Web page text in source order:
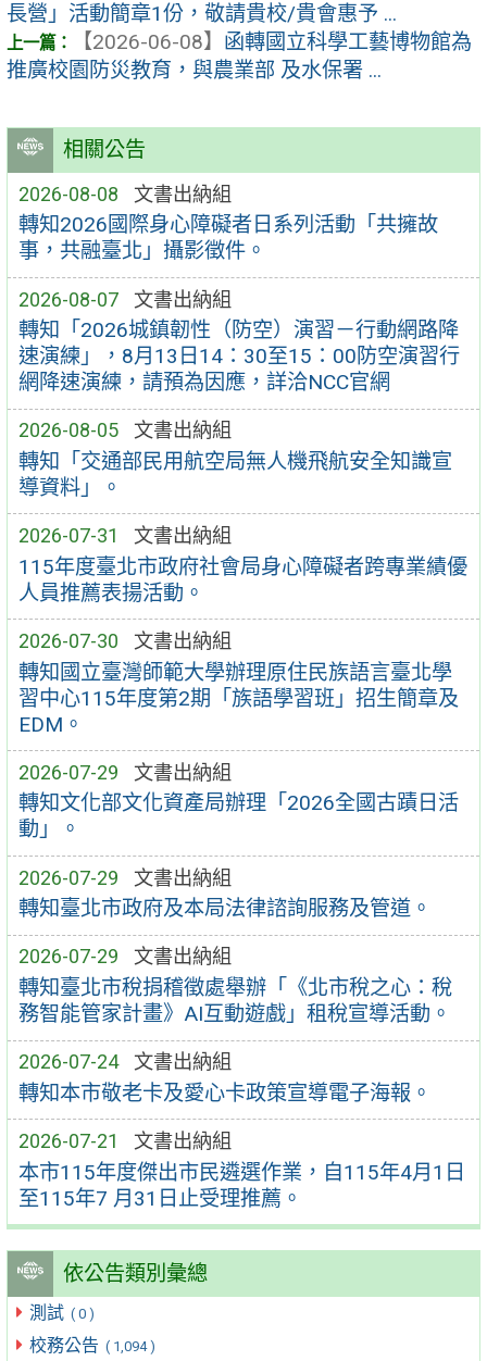
相關公告
2026-08-08 文書出納組
轉知2026國際身心障礙者日系列活動「共擁故
事，共融臺北」攝影徵件。
2026-08-07 文書出納組
轉知「2026城鎮韌性（防空）演習－行動網路降
速演練」，8月13日14：30至15：00防空演習行
網降速演練，請預為因應，詳洽NCC官網
2026-08-05 文書出納組
轉知「交通部民用航空局無人機飛航安全知識宣
導資料」。
2026-07-31 文書出納組
115年度臺北市政府社會局身心障礙者跨專業績優
人員推薦表揚活動。
2026-07-30 文書出納組
轉知國立臺灣師範大學辦理原住民族語言臺北學
習中心115年度第2期「族語學習班」招生簡章及
EDM。
2026-07-29 文書出納組
轉知文化部文化資產局辦理「2026全國古蹟日活
動」。
2026-07-29 文書出納組
轉知臺北市政府及本局法律諮詢服務及管道。
2026-07-29 文書出納組
轉知臺北市稅捐稽徵處舉辦「《北市稅之心：稅
務智能管家計畫》AI互動遊戲」租稅宣導活動。
2026-07-24 文書出納組
轉知本市敬老卡及愛心卡政策宣導電子海報。
2026-07-21 文書出納組
本市115年度傑出市民遴選作業，自115年4月1日
至115年7 月31日止受理推薦。
依公告類別彙總
測試 ( 0 )
校務公告 ( 1,094 )
長營」活動簡章1份，敬請貴校/貴會惠予 ...
【2026-06-08】 函轉國立科學工藝博物館為
推廣校園防災教育，與農業部 及水保署 ...